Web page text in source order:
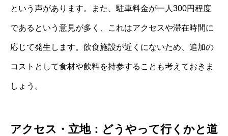
という声があります。また、駐車料金が一人300円程度
であるという意見が多く、これはアクセスや滞在時間に
応じて発生します。飲食施設が近くにないため、追加の
コストとして食材や飲料を持参することも考えておきま
しょう。
アクセス・立地：どうやって行くかと道